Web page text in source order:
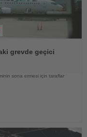
grevde geçici
sona ermesi için taraflar